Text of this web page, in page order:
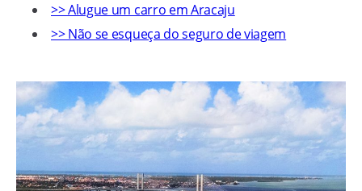
>> Alugue um carro em Aracaju
>> Não se esqueça do seguro de viagem